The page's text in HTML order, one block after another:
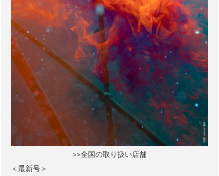
>>全国の取り扱い店舗
＜最新号＞